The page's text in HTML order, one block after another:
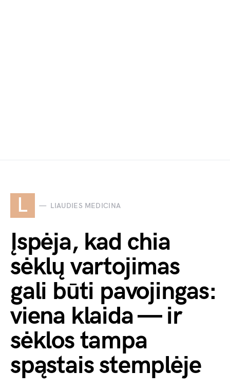
L LIAUDIES MEDICINA
Įspėja, kad chia
sėklų vartojimas
gali būti pavojingas:
viena klaida — ir
sėklos tampa
spąstais stemplėje